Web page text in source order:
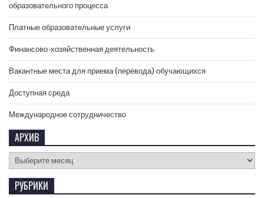
образовательного процесса
Платные образовательные услуги
Финансово-хозяйственная деятельность
Вакантные места для приема (перевода) обучающихся
Доступная среда
Международное сотрудничество
АРХИВ
РУБРИКИ